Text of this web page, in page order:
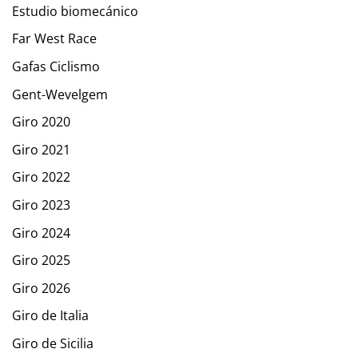
Estudio biomecánico
Far West Race
Gafas Ciclismo
Gent-Wevelgem
Giro 2020
Giro 2021
Giro 2022
Giro 2023
Giro 2024
Giro 2025
Giro 2026
Giro de Italia
Giro de Sicilia